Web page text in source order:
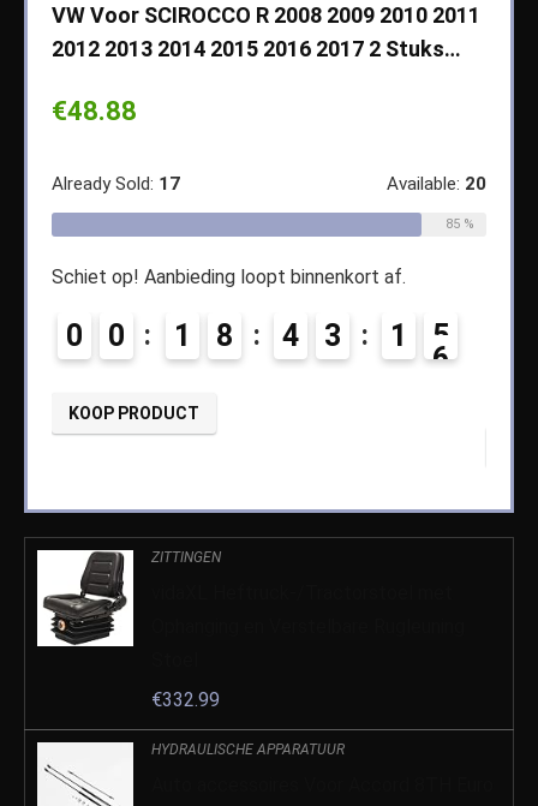
VW Voor SCIROCCO R 2008 2009 2010 2011
2012 2013 2014 2015 2016 2017 2 Stuks…
€48.88
Already Sold: 17 Available: 20
85 %
Schiet op! Aanbieding loopt binnenkort af.
0 0 1 8 4 3 1 5
KOOP PRODUCT
ZITTINGEN
€332.99
HYDRAULISCHE APPARATUUR